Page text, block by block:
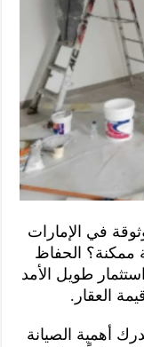
في الإمارات
ممكنة؟ الحفاظ
طويل الأمد
العقار.
أهمية الصيانة